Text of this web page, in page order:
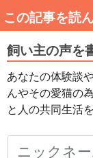
この記事を読
飼い主の声を
あなたの体験談
んやその愛猫の
と人の共同生活